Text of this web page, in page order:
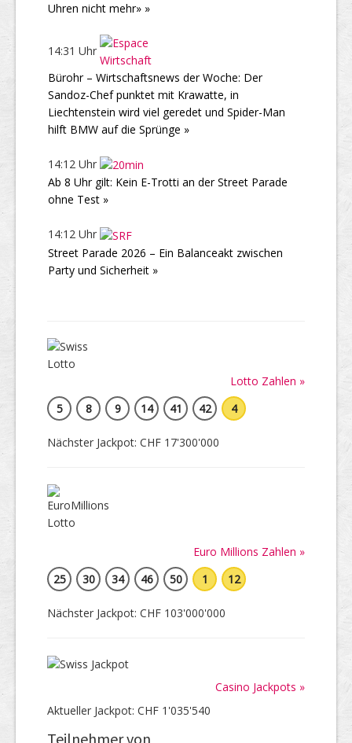
Uhren nicht mehr» »
14:31 Uhr
Bürohr – Wirtschaftsnews der Woche: Der
Sandoz-Chef punktet mit Krawatte, in
Liechtenstein wird viel geredet und Spider-Man
hilft BMW auf die Sprünge »
14:12 Uhr
Ab 8 Uhr gilt: Kein E-Trotti an der Street Parade
ohne Test »
14:12 Uhr
Street Parade 2026 – Ein Balanceakt zwischen
Party und Sicherheit »
Lotto Zahlen »
5
8 9 14 41 42 4
Nächster Jackpot: CHF 17'300'000
Euro Millions Zahlen »
25
30 34 46 50 1 12
Nächster Jackpot: CHF 103'000'000
Casino Jackpots »
Aktueller Jackpot: CHF 1'035'540
Teilnehmer von